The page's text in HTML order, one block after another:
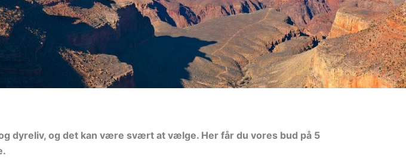
dyreliv, og det kan være svært at vælge. Her får du vores bud på 5